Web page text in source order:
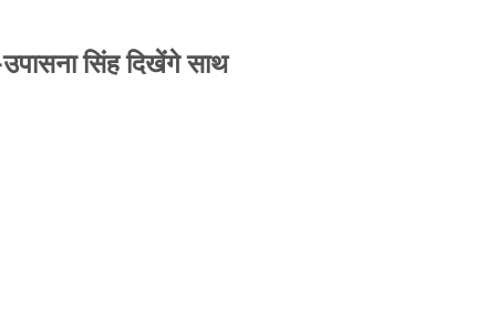
उपासना सिंह दिखेंगे साथ